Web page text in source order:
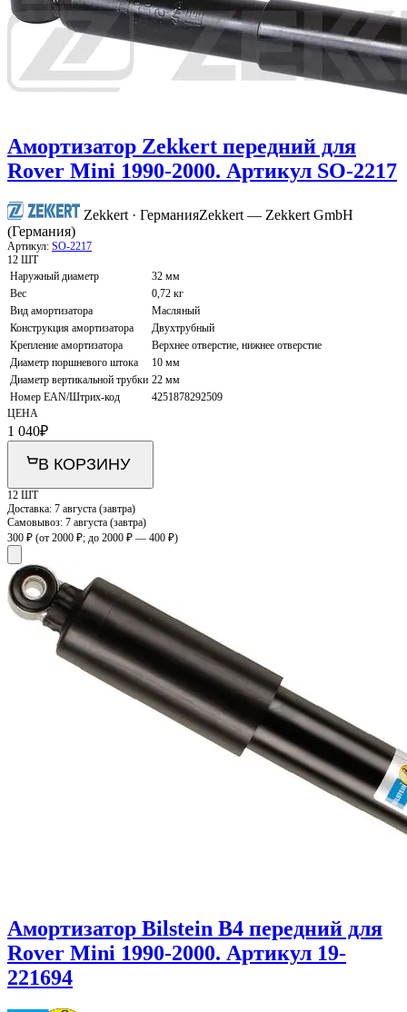
Амортизатор Zekkert передний для
Rover Mini 1990-2000. Артикул SO-2217
Zekkert · ГерманияZekkert — Zekkert GmbH
(Германия)
Артикул: SO-2217
12 ШТ
Наружный диаметр
32 мм
Вес
0,72 кг
Вид амортизатора
Масляный
Конструкция амортизатора
Двухтрубный
Крепление амортизатора
Верхнее отверстие, нижнее отверстие
Диаметр поршневого штока
10 мм
Диаметр вертикальной трубки 22 мм
Номер EAN/Штрих-код
4251878292509
ЦЕНА
1 040₽
В КОРЗИНУ
12 ШТ
Доставка: 7 августа (завтра)
Самовывоз: 7 августа (завтра)
300 ₽ (от 2000 ₽; до 2000 ₽ — 400 ₽)
Амортизатор Bilstein B4 передний для
Rover Mini 1990-2000. Артикул 19-
221694